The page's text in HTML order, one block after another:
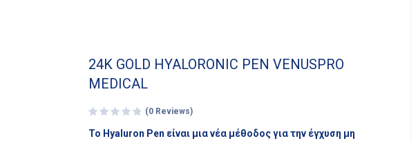
24K GOLD HYALORONIC PEN VENUSPRO
MEDICAL
(0 Reviews)
Το Hyaluron Pen είναι μια νέα μέθοδος για την έγχυση μη